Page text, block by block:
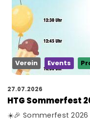
Verein Events
27.07.2026
HTG Sommerfest
☀️🎉 Sommerfest